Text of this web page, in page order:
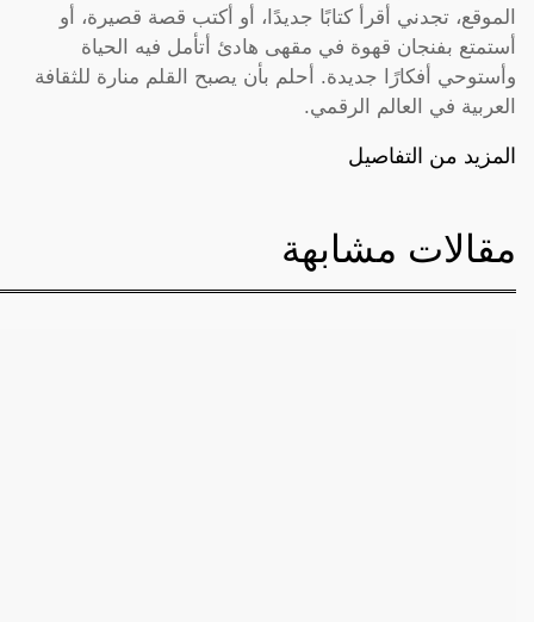
الموقع، تجدني أقرأ كتابًا جديدًا، أو أكتب قصة قصيرة، أو
أستمتع بفنجان قهوة في مقهى هادئ أتأمل فيه الحياة
وأستوحي أفكارًا جديدة. أحلم بأن يصبح القلم منارة للثقافة
العربية في العالم الرقمي.
المزيد من التفاصيل
مقالات مشابهة